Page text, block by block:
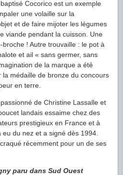
Cocorico est un exemple
une volaille sur la
et de faire mijoter les légumes
viande pendant la cuisson. Une
! Autre trouvaille : le pot à
et ail « sans germer, sans
de la marque a été
médaille de bronze du concours
en terre.
de Christine Lassalle et
landais essaime chez des
prestigieux en France et à
eu du nez et a signé dès 1994.
récemment pour un de ses
paru dans Sud Ouest